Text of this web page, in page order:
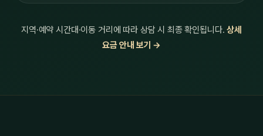
지역·예약 시간대·이동 거리에 따라 상담 시 최종 확인됩니다.상세
요금 안내 보기 →